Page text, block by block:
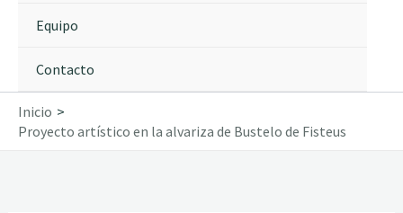
Equipo
Contacto
Inicio
Proyecto artístico en la alvariza de Bustelo de Fisteus